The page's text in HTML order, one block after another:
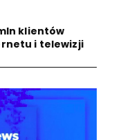
klientów
i telewizji